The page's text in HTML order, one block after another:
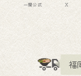
一蘭公式 X
福